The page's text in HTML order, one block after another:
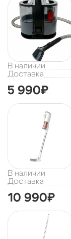
5 990₽
В наличии
Доставка
10 990₽
В наличии
Доставка